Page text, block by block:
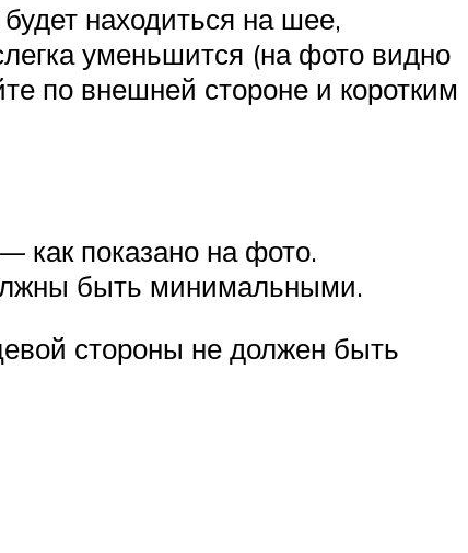
находиться на шее,
уменьшится (на фото видно
по внешней стороне и коротким
как показано на фото.
быть минимальными.
стороны не должен быть